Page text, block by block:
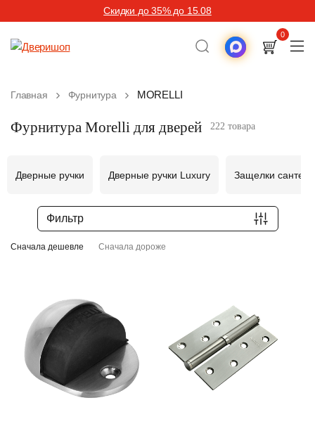
Скидки до 35% до 15.08
0
Главная Фурнитура MORELLI
Фурнитура Morelli для дверей 222 товара
Дверные ручки Дверные ручки Luxury Защелки
Фильтр
Сначала дешевле Сначала дороже